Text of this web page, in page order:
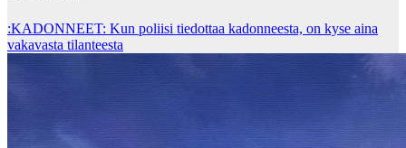
:KADONNEET: Kun poliisi tiedottaa kadonneesta, on kyse aina
vakavasta tilanteesta